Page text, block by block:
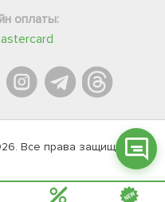
оплаты:
Все права защищены
Вайбер
Онлайн чат